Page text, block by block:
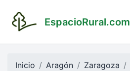
EspacioRural.com
Inicio Aragón Zaragoza